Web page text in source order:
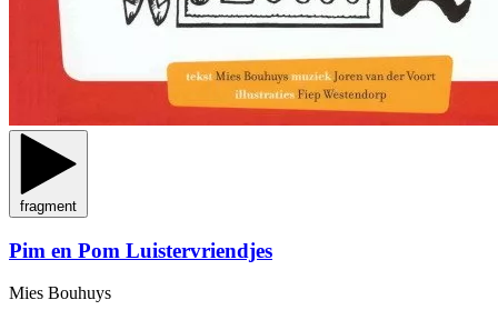
fragment
Pim en Pom Luistervriendjes
Mies Bouhuys